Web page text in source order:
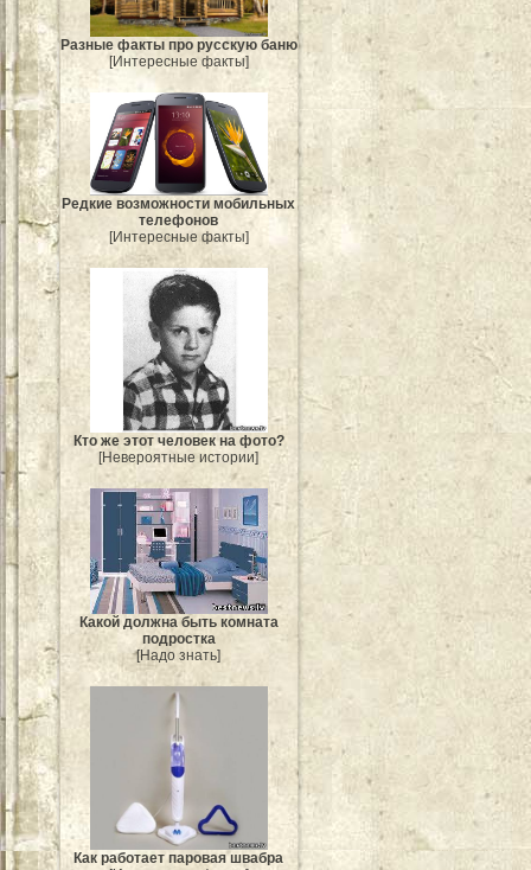
Разные факты про русскую баню
[Интересные факты]
Редкие возможности мобильных
телефонов
[Интересные факты]
Кто же этот человек на фото?
[Невероятные истории]
Какой должна быть комната
подростка
[Надо знать]
Как работает паровая швабра